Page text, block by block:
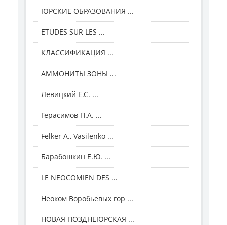
ЮРСКИЕ ОБРАЗОВАНИЯ ...
ETUDES SUR LES ...
КЛАССИФИКАЦИЯ ...
АММОНИТЫ ЗОНЫ ...
Левицкий Е.С. ...
Герасимов П.А. ...
Felker A., Vasilenko ...
Барабошкин Е.Ю. ...
LE NEOCOMIEN DES ...
Неоком Воробьевых гор ...
НОВАЯ ПОЗДНЕЮРСКАЯ ...